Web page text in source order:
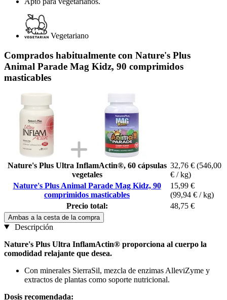
Vegetariano
Comprados habitualmente con Nature's Plus
Animal Parade Mag Kidz, 90 comprimidos
masticables
Nature's Plus Ultra InflamActin®, 60 cápsulas
vegetales
32,76 € (546,00
€ / kg)
Nature's Plus Animal Parade Mag Kidz, 90
comprimidos masticables
15,99 €
(99,94 € / kg)
Precio total:
48,75 €
Ambas a la cesta de la compra
Descripción
Nature's Plus Ultra InflamActin® proporciona al cuerpo la
comodidad relajante que desea.
Con minerales SierraSil, mezcla de enzimas AlleviZyme y
extractos de plantas como soporte nutricional.
Dosis recomendada: